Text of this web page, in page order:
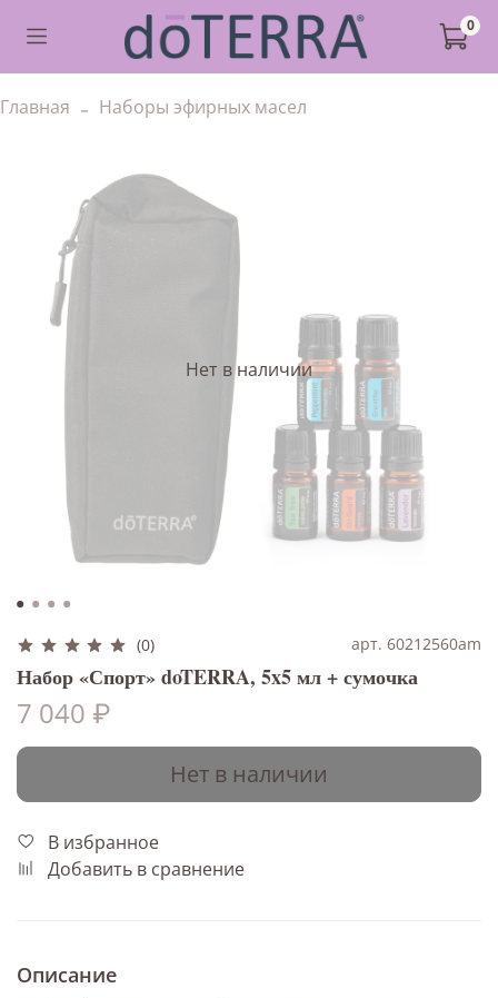
0
Главная Наборы эфирных масел
Нет в наличии
(0) арт. 60212560am
Набор «Спорт» doTERRA, 5x5 мл + сумочка
7 040 ₽
Нет в наличии
В избранное
Добавить в сравнение
Описание